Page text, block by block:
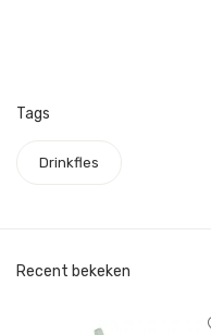
Tags
Drinkfles
Recent bekeken